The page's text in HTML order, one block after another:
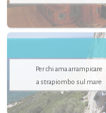
Per chi ama arrampicare
a strapiombo sul mare